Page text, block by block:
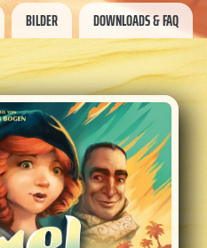
BILDER DOWNLOADS & FAQ